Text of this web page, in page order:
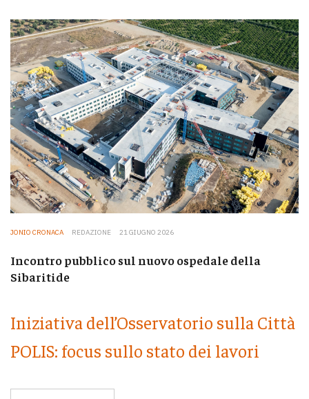
JONIO CRONACA REDAZIONE 21 GIUGNO 2026
Incontro pubblico sul nuovo ospedale della
Sibaritide
Iniziativa dell’Osservatorio sulla Città
POLIS: focus sullo stato dei lavori